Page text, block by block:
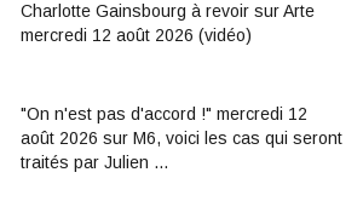
Charlotte Gainsbourg à revoir sur Arte
mercredi 12 août 2026 (vidéo)
"On n'est pas d'accord !" mercredi 12
août 2026 sur M6, voici les cas qui seront
traités par Julien …